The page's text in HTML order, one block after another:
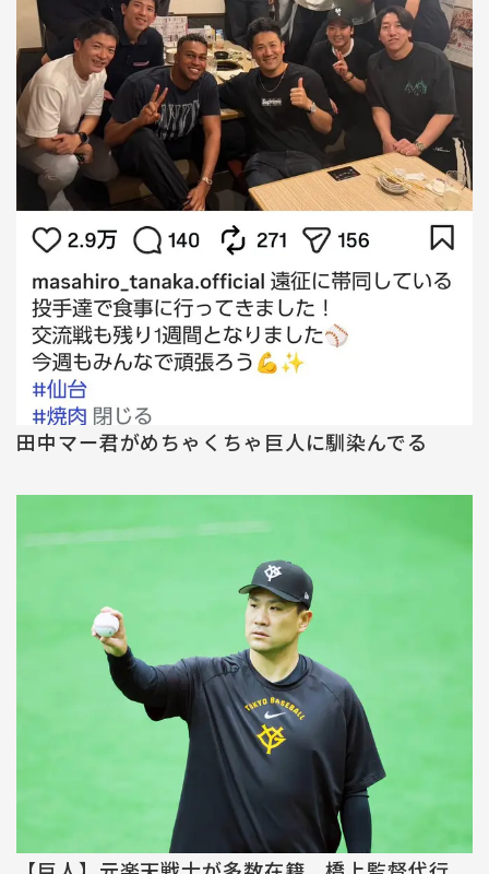
田中マー君がめちゃくちゃ巨人に馴染んでる